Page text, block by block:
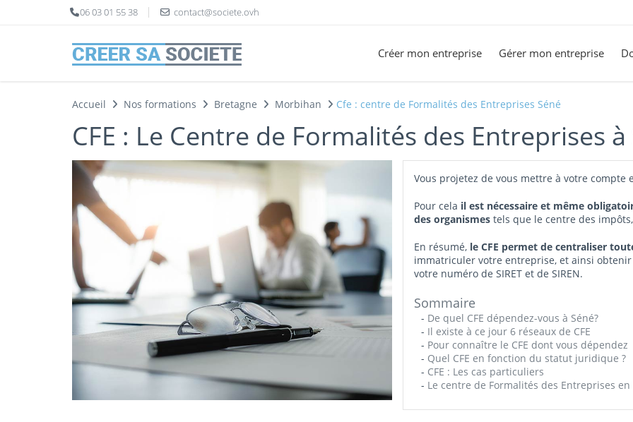
06 03 01 55 38 contact@societe.ovh
Créer mon entreprise Gérer mon entreprise
Accueil Nos formations Bretagne Morbihan Cfe : centre de Formalités des Entreprises Séné
CFE : Le Centre de Formalités des Entreprises à
Vous projetez de vous mettre à votre compte
Pour cela il est nécessaire et même
des organismes tels que le centre des impôts,
En résumé, le CFE permet de centraliser
immatriculer votre entreprise, et ainsi
votre numéro de SIRET et de SIREN.
Sommaire
- De quel CFE dépendez-vous à Séné?
- Il existe à ce jour 6 réseaux de CFE
- Pour connaître le CFE dont vous dépendez
- Quel CFE en fonction du statut juridique ?
- CFE : Les cas particuliers
- Le centre de Formalités des Entreprises en
Panneau de gestion des cookies